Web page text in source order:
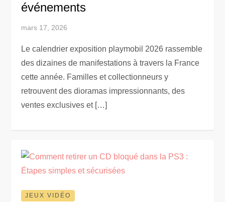
événements
mars 17, 2026
Le calendrier exposition playmobil 2026 rassemble
des dizaines de manifestations à travers la France
cette année. Familles et collectionneurs y
retrouvent des dioramas impressionnants, des
ventes exclusives et […]
JEUX VIDÉO